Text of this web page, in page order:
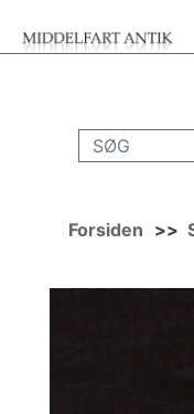
Forsiden >>